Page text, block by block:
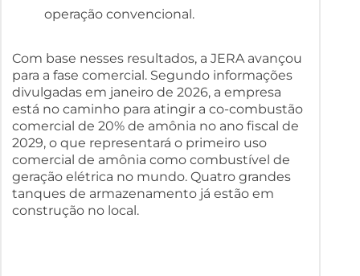
operação convencional.
Com base nesses resultados, a JERA avançou
para a fase comercial. Segundo informações
divulgadas em janeiro de 2026, a empresa
está no caminho para atingir a co-combustão
comercial de 20% de amônia no ano fiscal de
2029, o que representará o primeiro uso
comercial de amônia como combustível de
geração elétrica no mundo. Quatro grandes
tanques de armazenamento já estão em
construção no local.